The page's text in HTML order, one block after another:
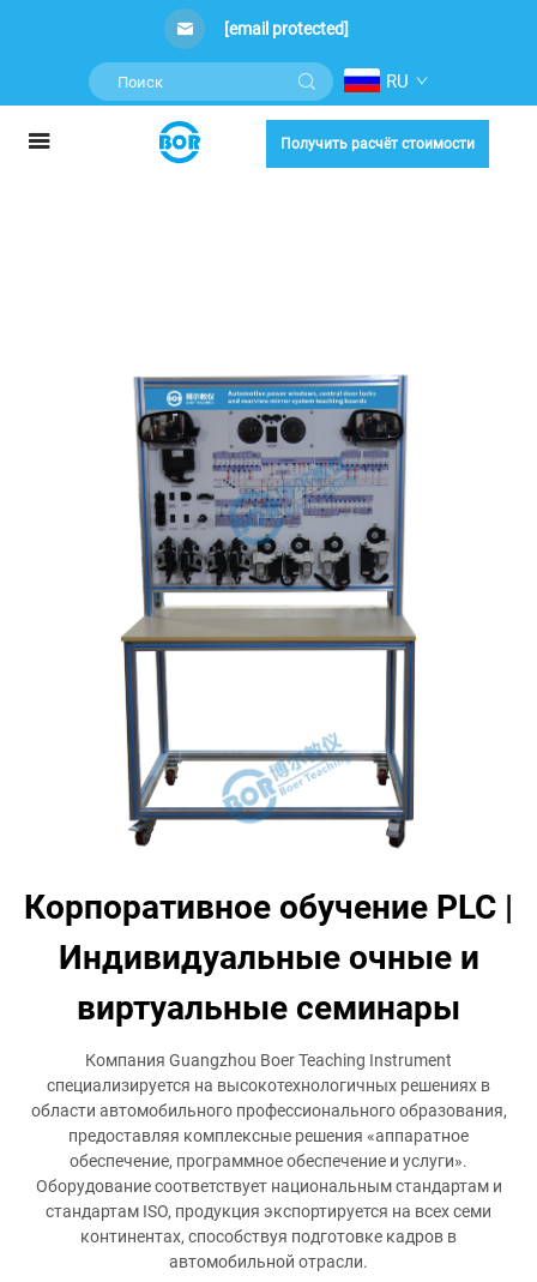
[email protected]
RU
Получить расчёт стоимости
Корпоративное обучение PLC |
Индивидуальные очные и
виртуальные семинары
Компания Guangzhou Boer Teaching Instrument
специализируется на высокотехнологичных решениях в
области автомобильного профессионального образования,
предоставляя комплексные решения «аппаратное
обеспечение, программное обеспечение и услуги».
Оборудование соответствует национальным стандартам и
стандартам ISO, продукция экспортируется на всех семи
континентах, способствуя подготовке кадров в
автомобильной отрасли.